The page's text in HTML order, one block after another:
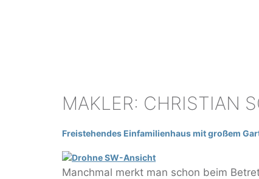
MAKLER: CHRISTIAN
Freistehendes Einfamilienhaus mit großem
Manchmal merkt man schon beim